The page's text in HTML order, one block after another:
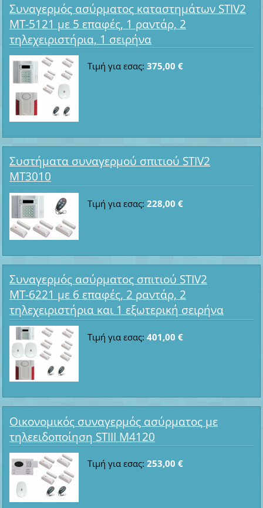
Συναγερμός ασύρματος καταστημάτων STIV2
MT-5121 με 5 επαφές, 1 ραντάρ, 2
τηλεχειριστήρια, 1 σειρήνα
Τιμή για εσας: 375,00 €
Συστήματα συναγερμού σπιτιού STIV2
MT3010
Τιμή για εσας: 228,00 €
Συναγερμός ασύρματος σπιτιού STIV2
ΜΤ-6221 με 6 επαφές, 2 ραντάρ, 2
τηλεχειριστήρια και 1 εξωτερική σειρήνα
Τιμή για εσας: 401,00 €
Οικονομικός συναγερμός ασύρματος με
τηλεειδοποίηση STIII M4120
Τιμή για εσας: 253,00 €